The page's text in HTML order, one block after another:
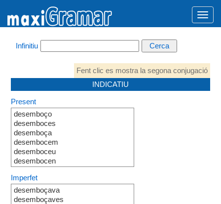
Infinitiu
Fent clic es mostra la segona conjugació
INDICATIU
Present
desemboço
desemboces
desemboça
desembocem
desemboceu
desembocen
Imperfet
desemboçava
desemboçaves